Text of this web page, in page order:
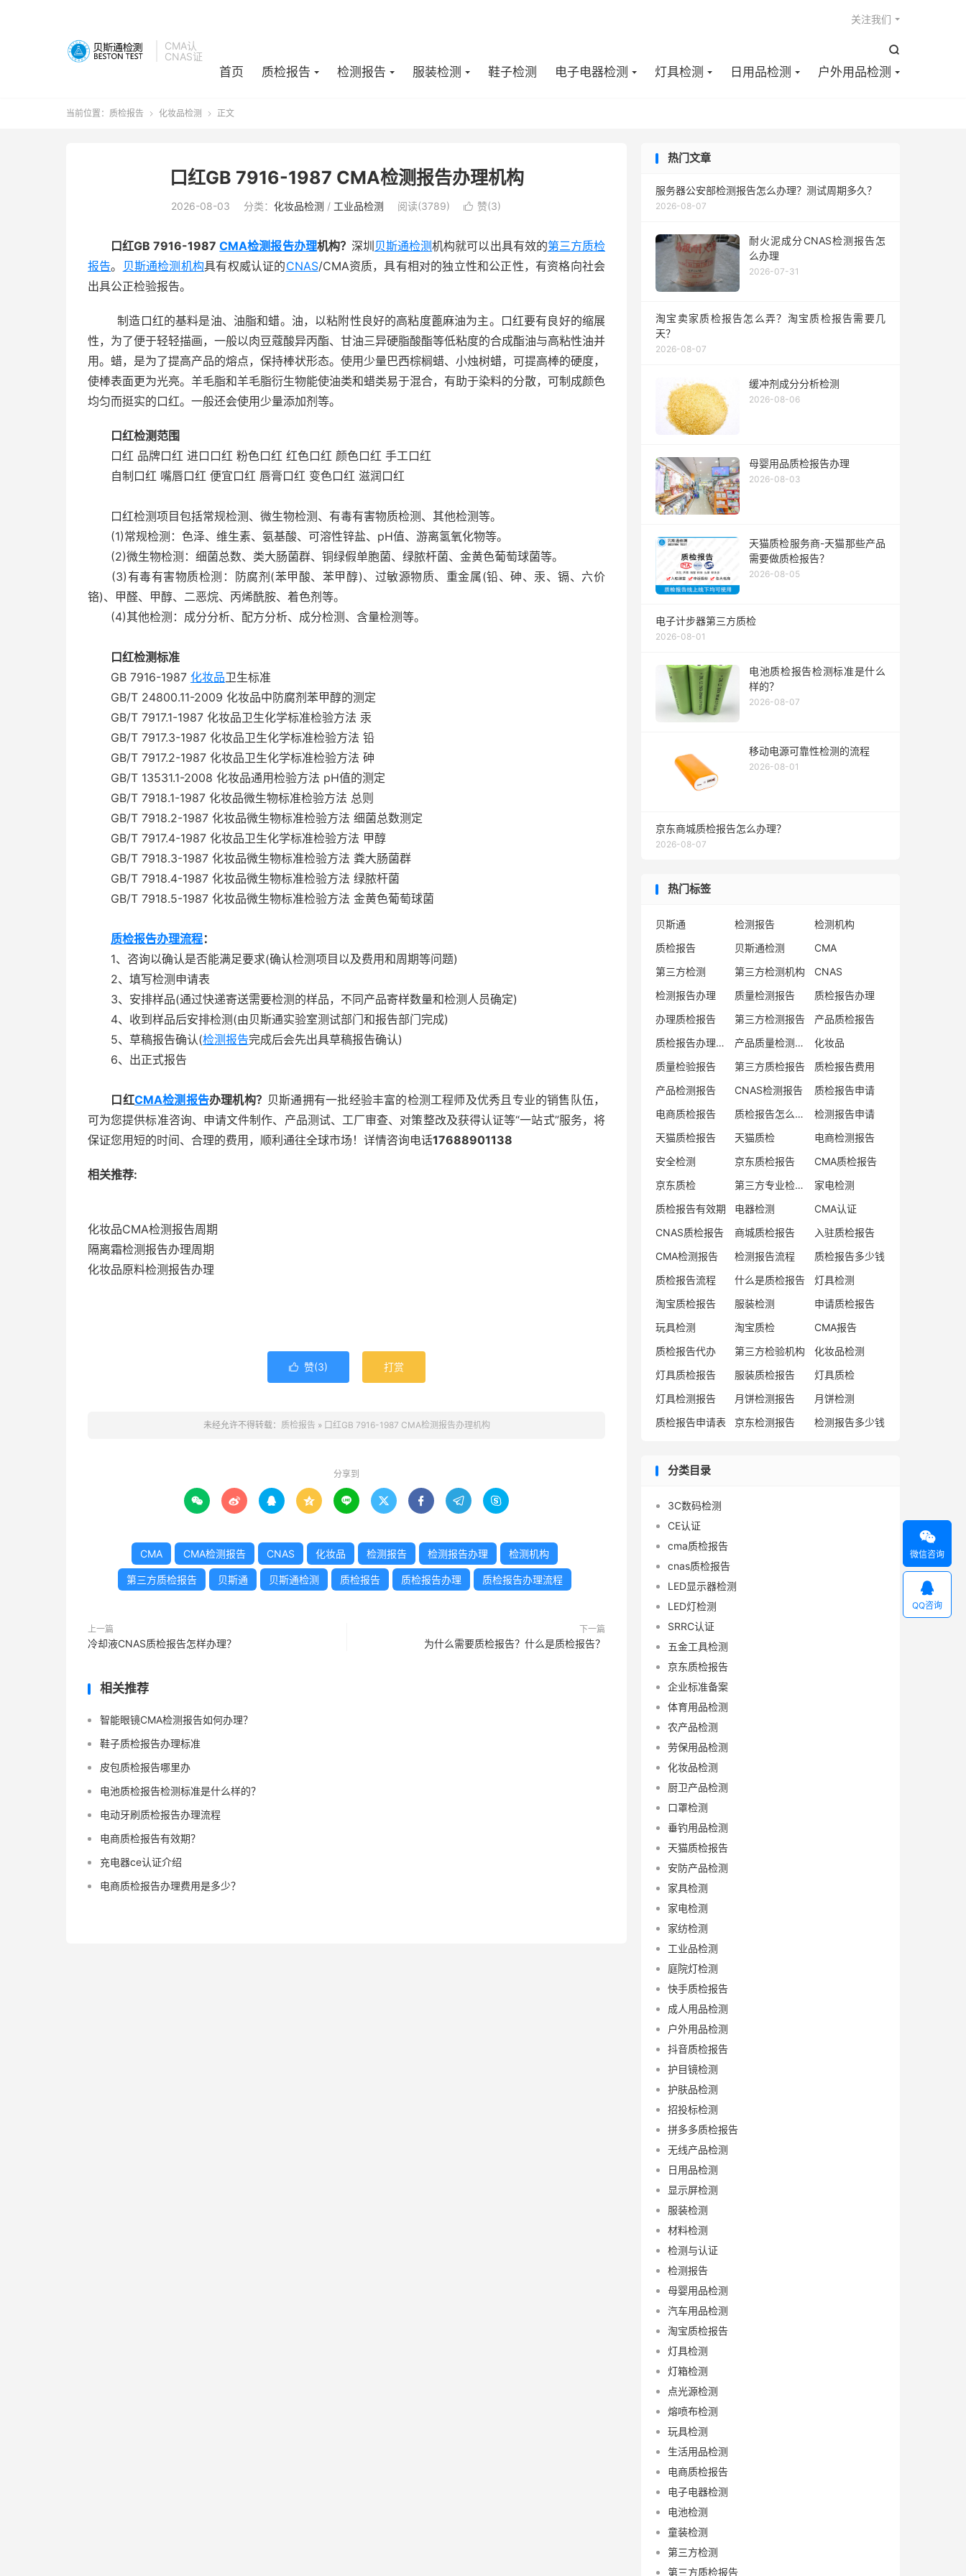
CMA认
CNAS证

首页 质检报告 检测报告 服装检测 鞋子检测 电子电器检测 灯具检测 日用品检测 户外用品检测
关注我们
当前位置： 质检报告  化妆品检测  正文
口红GB 7916-1987 CMA检测报告办理机构
2026-08-03 分类： 化妆品检测 / 工业品检测 阅读(3789)  赞(3)
口红GB 7916-1987CMA检测报告办理机构？ 深圳 贝斯通检测机构就可以出具有效的第三方质检
报告。 贝斯通检测机构具有权威认证的CNAS/CMA资质，具有相对的独立性和公正性，有资格向社会
出具公正检验报告。
制造口红的基料是油、油脂和蜡。油，以粘附性良好的高粘度蓖麻油为主。口红要有良好的缩展
性，为了便于轻轻描画，一般以肉豆蔻酸异丙酯、甘油三异硬脂酸酯等低粘度的合成酯油与高粘性油并
用。蜡，是为了提高产品的熔点，保持棒状形态。使用少量巴西棕榈蜡、小烛树蜡，可提高棒的硬度，
使棒表面更为光亮。羊毛脂和羊毛脂衍生物能使油类和蜡类易于混合，有助于染料的分散，可制成颜色
均匀而挺实的口红。一般还会使用少量添加剂等。
口红检测范围
口红 品牌口红 进口口红 粉色口红 红色口红 颜色口红 手工口红
自制口红 嘴唇口红 便宜口红 唇膏口红 变色口红 滋润口红
口红检测项目包括常规检测、微生物检测、有毒有害物质检测、其他检测等。
(1)常规检测：色泽、维生素、氨基酸、可溶性锌盐、pH值、游离氢氧化物等。
(2)微生物检测：细菌总数、类大肠菌群、铜绿假单胞菌、绿脓杆菌、金黄色葡萄球菌等。
(3)有毒有害物质检测：防腐剂(苯甲酸、苯甲醇)、过敏源物质、重金属(铅、砷、汞、镉、六价
铬)、甲醛、甲醇、二恶烷、丙烯酰胺、着色剂等。
(4)其他检测：成分分析、配方分析、成分检测、含量检测等。
口红检测标准
GB 7916-1987 化妆品卫生标准
GB/T 24800.11-2009 化妆品中防腐剂苯甲醇的测定
GB/T 7917.1-1987 化妆品卫生化学标准检验方法 汞
GB/T 7917.3-1987 化妆品卫生化学标准检验方法 铅
GB/T 7917.2-1987 化妆品卫生化学标准检验方法 砷
GB/T 13531.1-2008 化妆品通用检验方法 pH值的测定
GB/T 7918.1-1987 化妆品微生物标准检验方法 总则
GB/T 7918.2-1987 化妆品微生物标准检验方法 细菌总数测定
GB/T 7917.4-1987 化妆品卫生化学标准检验方法 甲醇
GB/T 7918.3-1987 化妆品微生物标准检验方法 粪大肠菌群
GB/T 7918.4-1987 化妆品微生物标准检验方法 绿脓杆菌
GB/T 7918.5-1987 化妆品微生物标准检验方法 金黄色葡萄球菌
质检报告办理流程：
1、咨询以确认是否能满足要求(确认检测项目以及费用和周期等问题)
2、填写检测申请表
3、安排样品(通过快递寄送需要检测的样品，不同产品寄样数量和检测人员确定)
4、收到样品后安排检测(由贝斯通实验室测试部门和报告部门完成)
5、草稿报告确认(检测报告完成后会先出具草稿报告确认)
6、出正式报告
口红CMA检测报告办理机构？ 贝斯通拥有一批经验丰富的检测工程师及优秀且专业的销售队伍，
可为您提供标准咨询、申请文件制作、产品测试、工厂审查、对策整改及获得认证等“一站式”服务，将
保证您用短的时间、合理的费用，顺利通往全球市场！详情咨询电话17688901138
相关推荐:
化妆品CMA检测报告周期
隔离霜检测报告办理周期
化妆品原料检测报告办理
 赞(3) 打赏
未经允许不得转载： 质检报告 » 口红GB 7916-1987 CMA检测报告办理机构
分享到
        
CMA CMA检测报告 CNAS 化妆品 检测报告 检测报告办理 检测机构
第三方质检报告 贝斯通 贝斯通检测 质检报告 质检报告办理 质检报告办理流程
上一篇
冷却液CNAS质检报告怎样办理？
下一篇
为什么需要质检报告？什么是质检报告？
相关推荐
智能眼镜CMA检测报告如何办理？
鞋子质检报告办理标准
皮包质检报告哪里办
电池质检报告检测标准是什么样的？
电动牙刷质检报告办理流程
电商质检报告有效期？
充电器ce认证介绍
电商质检报告办理费用是多少？
热门文章
服务器公安部检测报告怎么办理？测试周期多久？
2026-08-07
耐火泥成分CNAS检测报告怎
么办理
2026-07-31
淘宝卖家质检报告怎么弄？淘宝质检报告需要几
天？
2026-08-07
缓冲剂成分分析检测
2026-08-06
母婴用品质检报告办理
2026-08-03
天猫质检服务商-天猫那些产品
需要做质检报告？
2026-08-05
电子计步器第三方质检
2026-08-01
电池质检报告检测标准是什么
样的？
2026-08-07
移动电源可靠性检测的流程
2026-08-01
京东商城质检报告怎么办理？
2026-08-07
热门标签
贝斯通 检测报告
检测机构
质检报告
贝斯通检测
CMA
第三方检测
第三方检测机构
CNAS
检测报告办理
质量检测报告
质检报告办理
办理质检报告
第三方检测报告
产品质检报告
质检报告办理流程
产品质量检测报告
化妆品
质量检验报告
第三方质检报告
质检报告费用
产品检测报告
CNAS检测报告
质检报告申请
电商质检报告
质检报告怎么办理
检测报告申请
天猫质检报告
天猫质检
电商检测报告
安全检测
京东质检报告
CMA质检报告
京东质检
第三方专业检验机构
家电检测
质检报告有效期
电器检测
CMA认证
CNAS质检报告
商城质检报告
入驻质检报告
CMA检测报告
检测报告流程
质检报告多少钱
质检报告流程
什么是质检报告
灯具检测
淘宝质检报告
服装检测
申请质检报告
玩具检测
淘宝质检
CMA报告
质检报告代办
第三方检验机构
化妆品检测
灯具质检报告
服装质检报告
灯具质检
灯具检测报告
月饼检测报告
月饼检测
质检报告申请表
京东检测报告 检测报告多少钱
分类目录
3C数码检测
CE认证
cma质检报告
cnas质检报告
LED显示器检测
LED灯检测
SRRC认证
五金工具检测
京东质检报告
企业标准备案
体育用品检测
农产品检测
劳保用品检测
化妆品检测
厨卫产品检测
口罩检测
垂钓用品检测
天猫质检报告
安防产品检测
家具检测
家电检测
家纺检测
工业品检测
庭院灯检测
快手质检报告
成人用品检测
户外用品检测
抖音质检报告
护目镜检测
护肤品检测
招投标检测
拼多多质检报告
无线产品检测
日用品检测
显示屏检测
服装检测
材料检测
检测与认证
检测报告
母婴用品检测
汽车用品检测
淘宝质检报告
灯具检测
灯箱检测
点光源检测
熔喷布检测
玩具检测
生活用品检测
电商质检报告
电子电器检测
电池检测
童装检测
第三方检测
第三方质检报告

微信咨询

QQ咨询